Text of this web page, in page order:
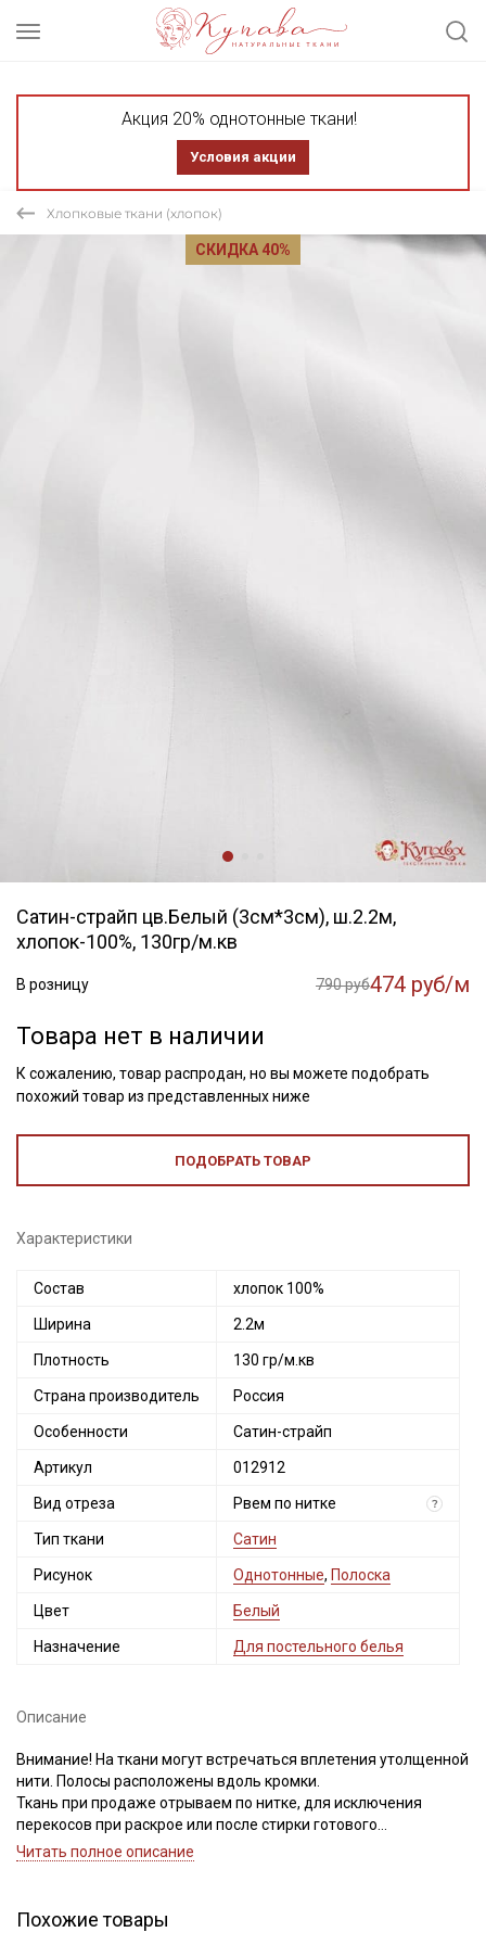
Акция 20% однотонные ткани!
Условия акции
Хлопковые ткани (хлопок)
СКИДКА 40%
Сатин-страйп цв.Белый (3см*3см), ш.2.2м,
хлопок-100%, 130гр/м.кв
В розницу 790 руб474 руб/м
Товара нет в наличии
К сожалению, товар распродан, но вы можете подобрать
похожий товар из представленных ниже
ПОДОБРАТЬ ТОВАР
Характеристики
Состав хлопок 100%
Ширина 2.2м
Плотность 130 гр/м.кв
Страна производитель Россия
Особенности Сатин-страйп
Артикул 012912
Вид отреза Рвем по нитке ?
Тип ткани Сатин
Рисунок Однотонные, Полоска
Цвет Белый
Назначение Для постельного белья
Описание
Внимание! На ткани могут встречаться вплетения утолщенной
нити. Полосы расположены вдоль кромки.
Ткань при продаже отрываем по нитке, для исключения
перекосов при раскрое или после стирки готового
изделия. Важно, при выравнивании отреза, не срезать
исправился.
Просим учитывать это при покупке.
Читать полное описание
Похожие товары